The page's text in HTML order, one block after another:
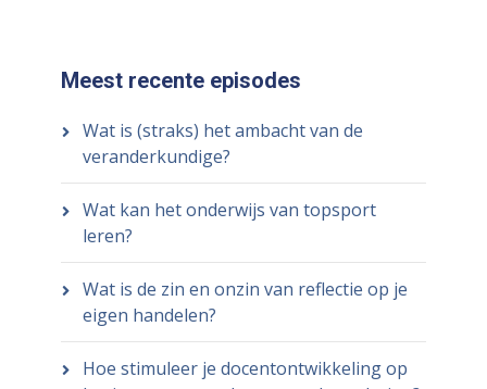
Meest recente episodes
Wat is (straks) het ambacht van de
veranderkundige?
Wat kan het onderwijs van topsport
leren?
Wat is de zin en onzin van reflectie op je
eigen handelen?
Hoe stimuleer je docentontwikkeling op